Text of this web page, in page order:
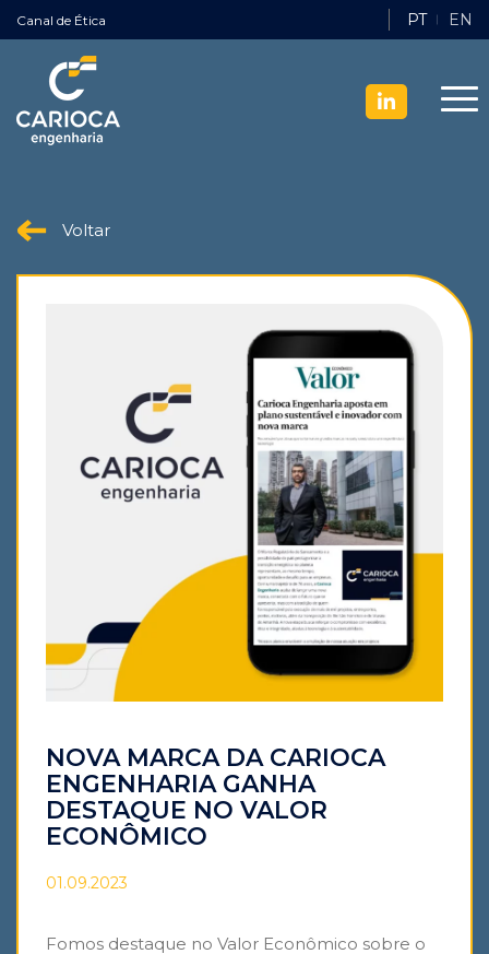
Canal de Ética PT EN
Voltar
NOVA MARCA DA CARIOCA
ENGENHARIA GANHA
DESTAQUE NO VALOR
ECONÔMICO
01.09.2023
Fomos destaque no Valor Econômico sobre o